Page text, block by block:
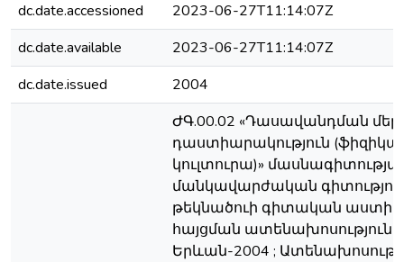
dc.date.accessioned
2023-06-27T11:14:07Z
dc.date.available
2023-06-27T11:14:07Z
dc.date.issued
2004
ԺԳ.00.02 «Դասավանդման
դաստիարակություն
կուլտուրա)»
մանկավարժական
թեկնածուի գիտական
հայցման ատենախոսություն ;
Երևան-2004 ;